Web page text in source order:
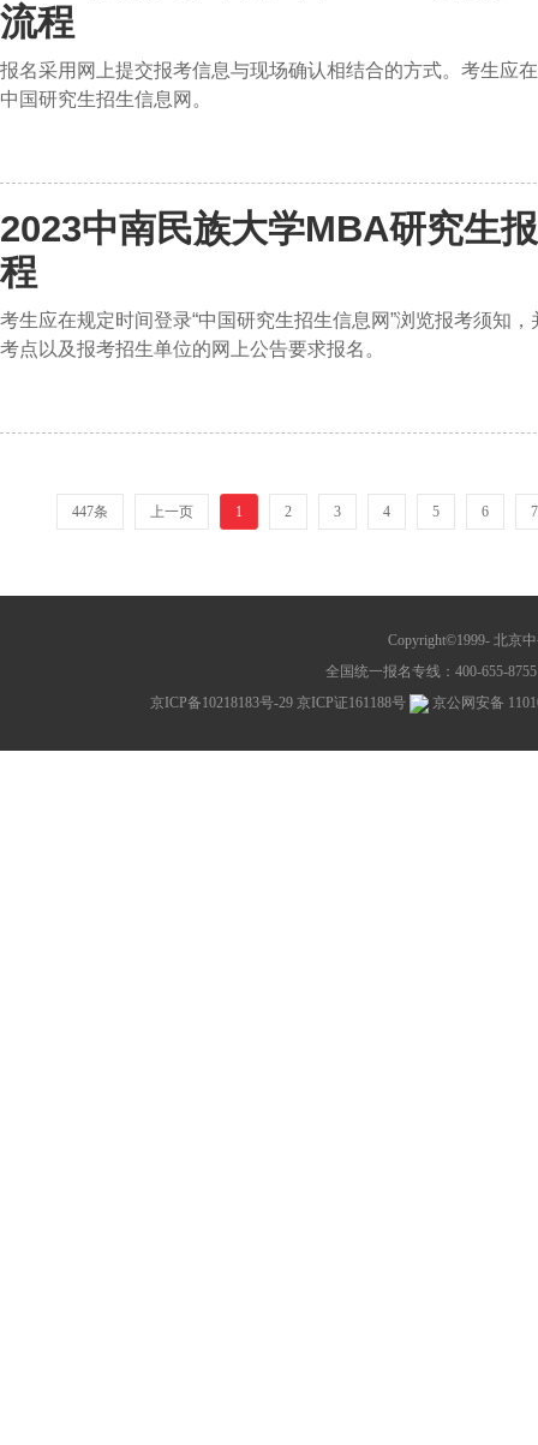
流程
报名采用网上提交报考信息与现场确认相结合的方式。考生应
中国研究生招生信息网。
2023中南民族大学MBA研究生
程
考生应在规定时间登录“中国研究生招生信息网”浏览报考须知
考点以及报考招生单位的网上公告要求报名。
447条 上一页 1 2 3 4 5 6 7
Copyright©1999- 北京
全国统一报名专线：400-655-
京ICP备10218183号-29 京ICP证161188号 京公网安备